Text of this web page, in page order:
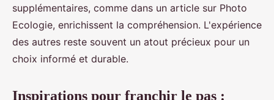
supplémentaires, comme dans un article sur Photo
Ecologie, enrichissent la compréhension. L'expérience
des autres reste souvent un atout précieux pour un
choix informé et durable.
Inspirations pour franchir le pas :